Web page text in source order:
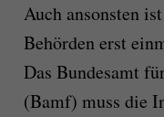
Auch ansonsten
Behörden erst
Das Bundesamt
(Bamf) muss die